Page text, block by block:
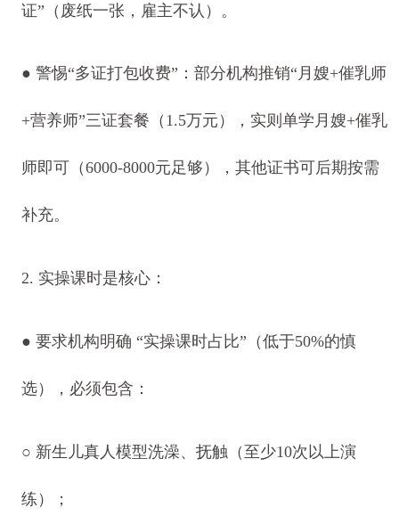
证”（废纸一张，雇主不认）。
● 警惕“多证打包收费”：部分机构推销“月嫂+催乳师
+营养师”三证套餐（1.5万元），实则单学月嫂+催乳
师即可（6000-8000元足够），其他证书可后期按需
补充。
2. 实操课时是核心：
● 要求机构明确 “实操课时占比”（低于50%的慎
选），必须包含：
○ 新生儿真人模型洗澡、抚触（至少10次以上演
练）；